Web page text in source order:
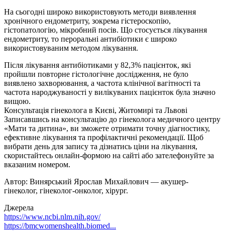
На сьогодні широко використовують методи виявлення
хронічного ендометриту, зокрема гістероскопію,
гістопатологію, мікробний посів. Що стосується лікування
ендометриту, то пероральні антибіотики є широко
використовуваним методом лікування.
Після лікування антибіотиками у 82,3% пацієнток, які
пройшли повторне гістологічне дослідження, не було
виявлено захворювання, а частота клінічної вагітності та
частота народжуваності у вилікуваних пацієнток була значно
вищою.
Консультація гінеколога в Києві, Житомирі та Львові
Записавшись на консультацію до гінеколога медичного центру
«Мати та дитина», ви зможете отримати точну діагностику,
ефективне лікування та профілактичні рекомендації. Щоб
вибрати день для запису та дізнатись ціни на лікування,
скористайтесь онлайн-формою на сайті або зателефонуйте за
вказаним номером.
Автор: Винярський Ярослав Михайлович — акушер-
гінеколог, гінеколог-онколог, хірург.
Джерела
https://www.ncbi.nlm.nih.gov/
https://bmcwomenshealth.biomed...